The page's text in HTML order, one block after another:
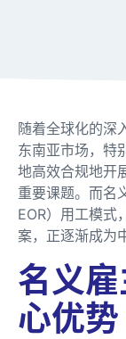
随着全球化的深
东南亚市场，特
地高效合规地开
重要课题。而名
EOR）用工模式
案，正逐渐成为
名义
心优势